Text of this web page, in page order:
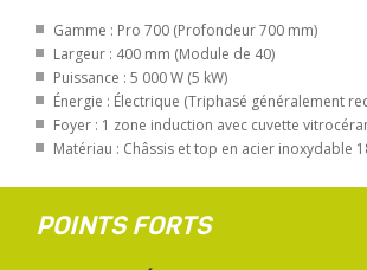
Gamme : Pro 700 (Profondeur 700 mm)
Largeur : 400 mm (Module de 40)
Puissance : 5 000 W (5 kW)
Énergie : Électrique (Triphasé généralement
Foyer : 1 zone induction avec cuvette
Matériau : Châssis et top en acier inoxydable
POINTS FORTS